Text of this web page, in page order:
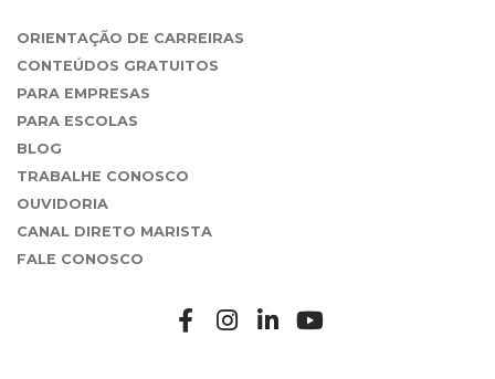
ORIENTAÇÃO DE CARREIRAS
CONTEÚDOS GRATUITOS
PARA EMPRESAS
PARA ESCOLAS
BLOG
TRABALHE CONOSCO
OUVIDORIA
CANAL DIRETO MARISTA
FALE CONOSCO